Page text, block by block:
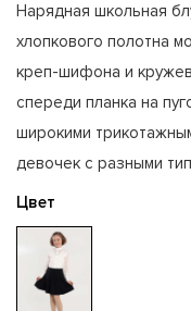
Нарядная школьная
хлопкового полотна
креп-шифона и
спереди планка на
широкими
девочек с разными
Цвет